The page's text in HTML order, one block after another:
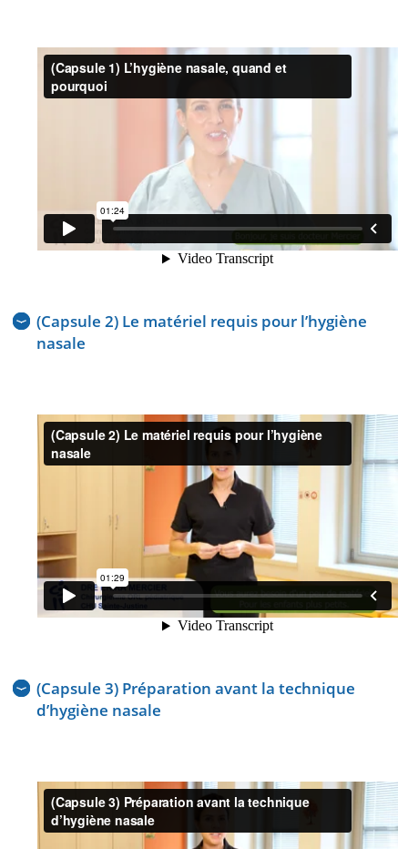
(Capsule 2) Le matériel requis pour l’hygiène
nasale
(Capsule 3) Préparation avant la technique
d’hygiène nasale